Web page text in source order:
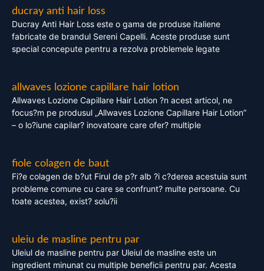
ducray anti hair loss
Ducray Anti Hair Loss este o gama de produse italiene
fabricate de brandul Sereni Capelli. Aceste produse sunt
special concepute pentru a rezolva problemele legate
allwaves lozione capillare hair lotion
Allwaves Lozione Capillare Hair Lotion ?n acest articol, ne
focus?m pe produsul „Allwaves Lozione Capillare Hair Lotion”
– o lo?iune capilar? inovatoare care ofer? multiple
fiole colagen de baut
Fi?e colagen de b?ut Firul de p?r alb ?i c?derea acestuia sunt
probleme comune cu care se confrunt? multe persoane. Cu
toate acestea, exist? solu?ii
uleiu de masline pentru par
Uleiul de masline pentru par Uleiul de masline este un
ingredient minunat cu multiple beneficii pentru par. Acesta